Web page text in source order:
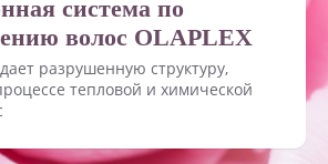
система по
волос OLAPLEX
разрушенную структуру,
тепловой и химической